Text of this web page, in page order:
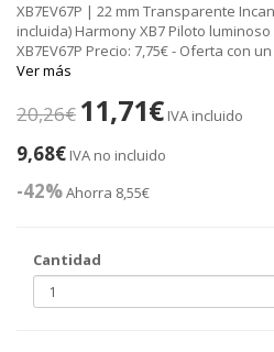
XB7EV67P | 22 mm Transparente
incluida) Harmony XB7 Piloto
XB7EV67P Precio: 7,75€ - Oferta con
Ver más
20,26€ 11,71€ IVA incluido
9,68€ IVA no incluido
-42%Ahorra 8,55€
Cantidad